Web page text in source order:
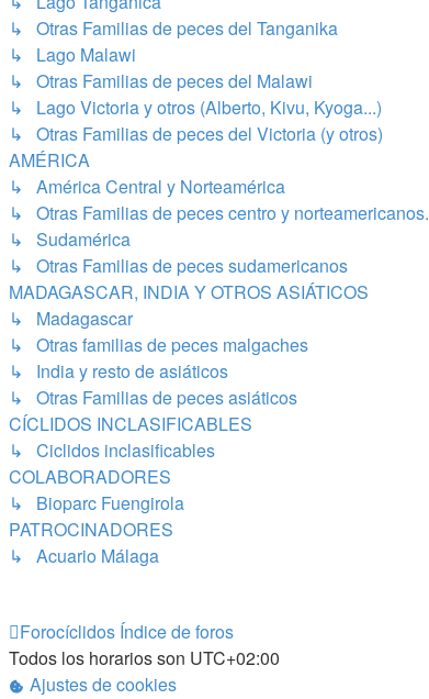
↳ Otras Familias de peces del Tanganika
↳ Lago Malawi
↳ Otras Familias de peces del Malawi
↳ Lago Victoria y otros (Alberto, Kivu, Kyoga...)
↳ Otras Familias de peces del Victoria (y otros)
AMÉRICA
↳ América Central y Norteamérica
↳ Otras Familias de peces centro y norteamericanos.
↳ Sudamérica
↳ Otras Familias de peces sudamericanos
MADAGASCAR, INDIA Y OTROS ASIÁTICOS
↳ Madagascar
↳ Otras familias de peces malgaches
↳ India y resto de asiáticos
↳ Otras Familias de peces asiáticos
CÍCLIDOS INCLASIFICABLES
↳ Ciclidos inclasificables
COLABORADORES
↳ Bioparc Fuengirola
PATROCINADORES
↳ Acuario Málaga
Forocíclidos Índice de foros
Todos los horarios son UTC+02:00
Ajustes de cookies